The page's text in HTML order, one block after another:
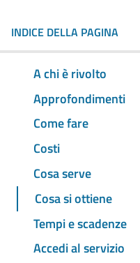
INDICE DELLA PAGINA
A chi è rivolto
Approfondimenti
Come fare
Costi
Cosa serve
Cosa si ottiene
Tempi e scadenze
Accedi al servizio